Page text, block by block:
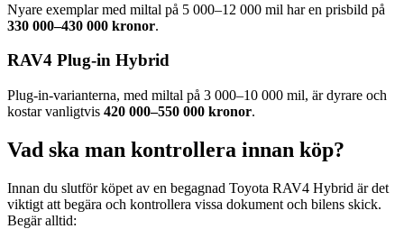
Nyare exemplar med miltal på 5 000–12 000 mil har en prisbild på
330 000–430 000 kronor.
RAV4 Plug-in Hybrid
Plug-in-varianterna, med miltal på 3 000–10 000 mil, är dyrare och
kostar vanligtvis 420 000–550 000 kronor.
Vad ska man kontrollera innan köp?
Innan du slutför köpet av en begagnad Toyota RAV4 Hybrid är det
viktigt att begära och kontrollera vissa dokument och bilens skick.
Begär alltid: